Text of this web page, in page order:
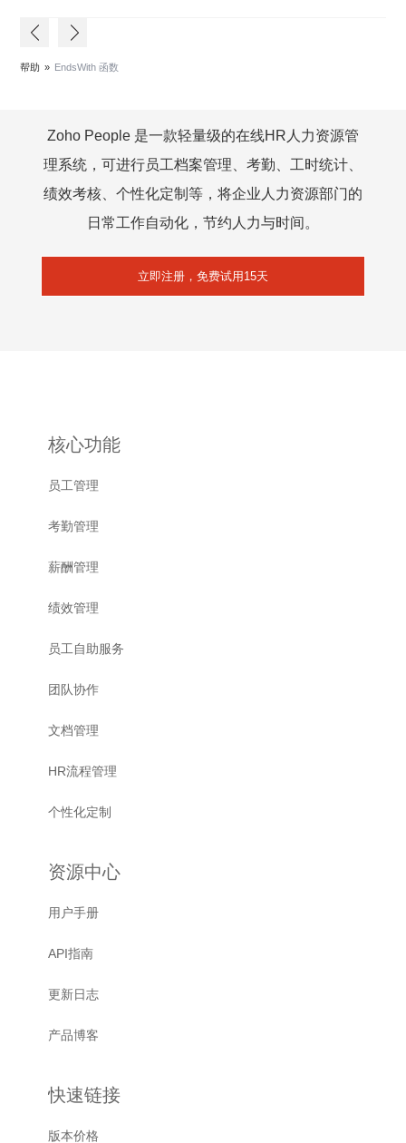
帮助 » EndsWith 函数
Zoho People 是一款轻量级的在线HR人力资源管
理系统，可进行员工档案管理、考勤、工时统计、
绩效考核、个性化定制等，将企业人力资源部门的
日常工作自动化，节约人力与时间。
立即注册，免费试用15天
核心功能
员工管理
考勤管理
薪酬管理
绩效管理
员工自助服务
团队协作
文档管理
HR流程管理
个性化定制
资源中心
用户手册
API指南
更新日志
产品博客
快速链接
版本价格